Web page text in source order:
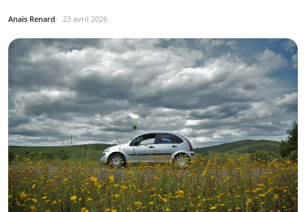
Anaïs Renard 23 avril 2026